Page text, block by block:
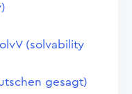
(solvability
gesagt)